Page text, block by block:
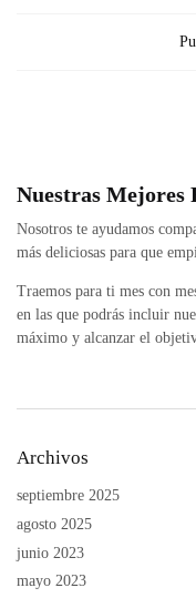
Nuestras Mejores
Nosotros te ayudamos
más deliciosas para que
Traemos para ti mes con
en las que podrás incluir
máximo y alcanzar el
Archivos
septiembre 2025
agosto 2025
junio 2023
mayo 2023